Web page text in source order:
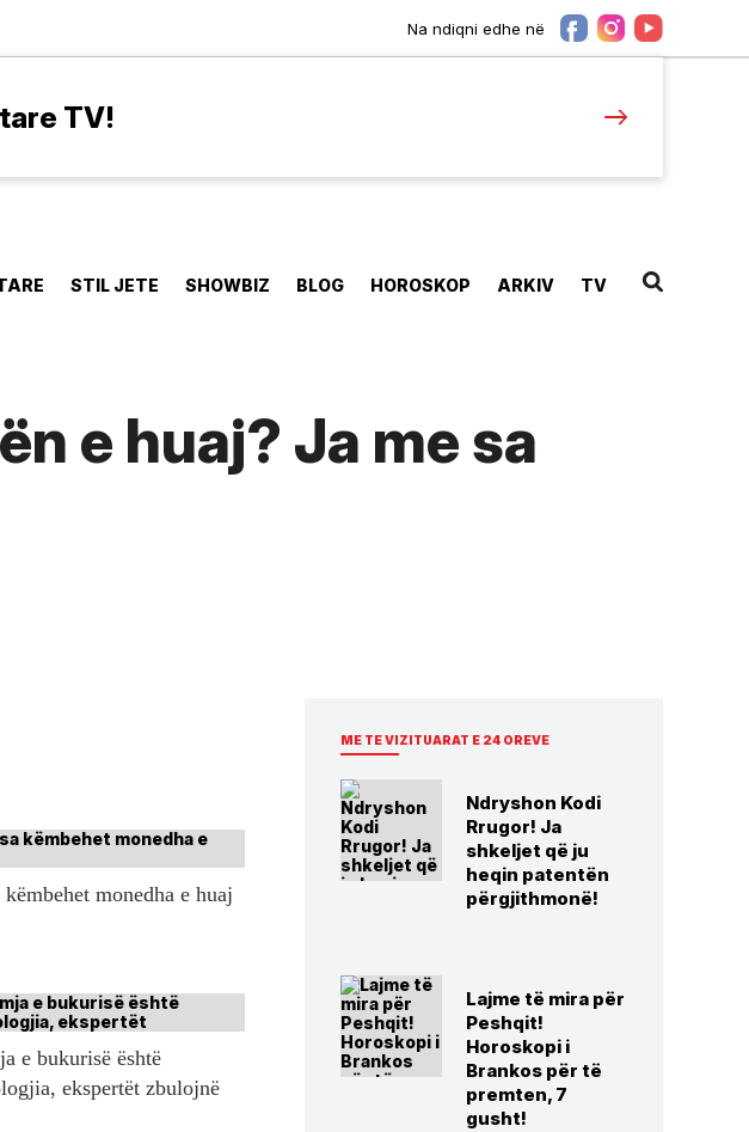
Na ndiqni edhe në
TV!
STIL JETE SHOWBIZ BLOG HOROSKOP ARKIV TV
e huaj? Ja me sa
këmbehet monedha e huaj
e bukurisë është
ekspertët zbulojnë
ME TE VIZITUARAT E 24 OREVE
Ndryshon Kodi
Rrugor! Ja
shkeljet që ju
heqin patentën
përgjithmonë!
Lajme të mira për
Peshqit!
Horoskopi i
Brankos për të
premten, 7
gusht!